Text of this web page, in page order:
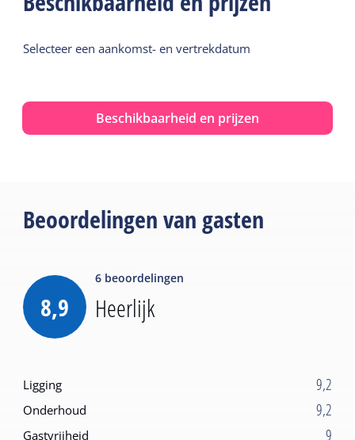
Selecteer een aankomst- en vertrekdatum
Beschikbaarheid en prijzen
Beoordelingen van gasten
8,9
6 beoordelingen
Heerlijk
Ligging 9,2
Onderhoud 9,2
Gastvrijheid 9